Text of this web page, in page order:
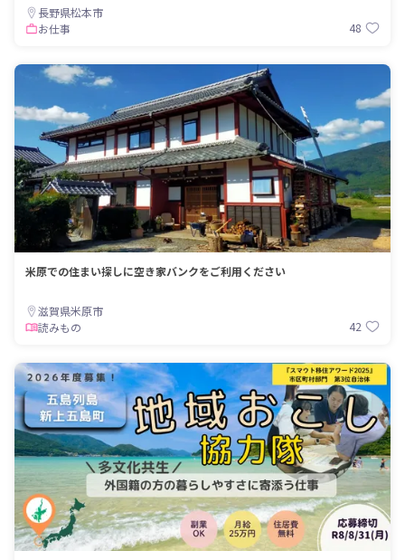
長野県松本市
お仕事
48
米原での住まい探しに空き家バンクをご利用ください
滋賀県米原市
読みもの
42